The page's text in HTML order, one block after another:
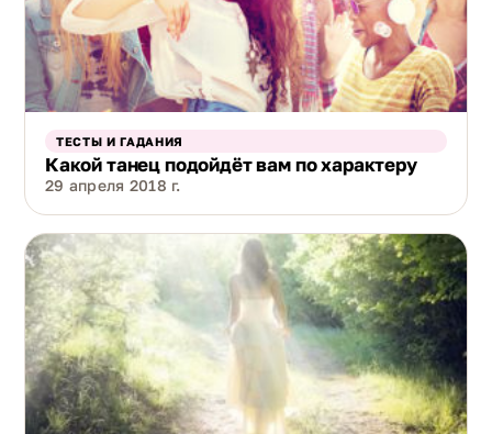
ТЕСТЫ И ГАДАНИЯ
Какой танец подойдёт вам по характеру
29 апреля 2018 г.